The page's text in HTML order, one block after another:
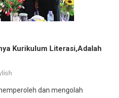
Kurikulum Literasi,Adalah
dan mengolah